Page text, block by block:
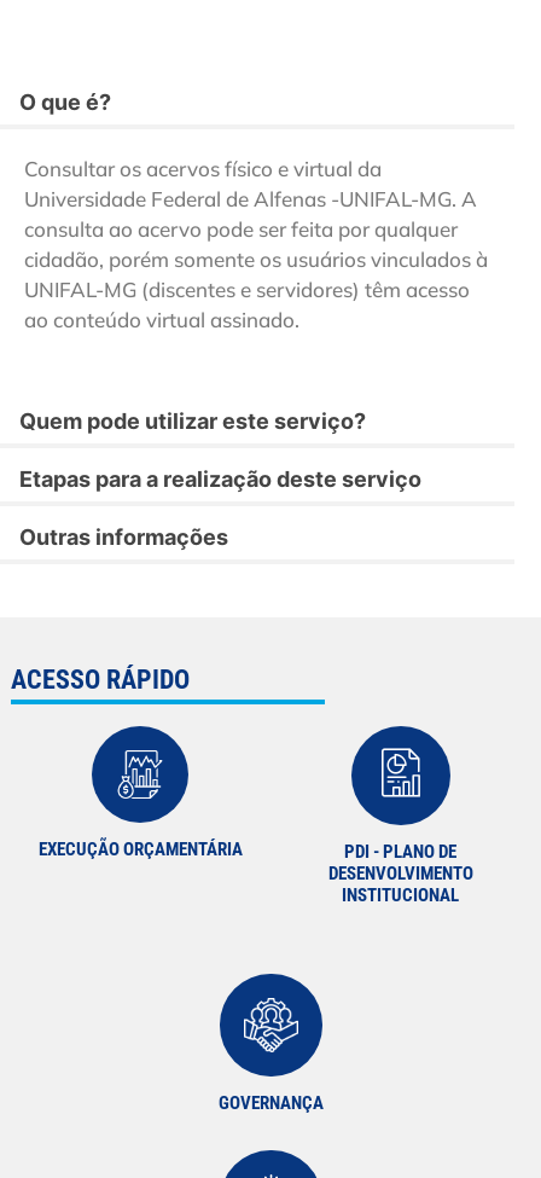
O que é?
Consultar os acervos físico e virtual da
Universidade Federal de Alfenas -UNIFAL-MG. A
consulta ao acervo pode ser feita por qualquer
cidadão, porém somente os usuários vinculados à
UNIFAL-MG (discentes e servidores) têm acesso
ao conteúdo virtual assinado.
Quem pode utilizar este serviço?
Etapas para a realização deste serviço
Outras informações
ACESSO RÁPIDO
EXECUÇÃO ORÇAMENTÁRIA
PDI - PLANO DE
DESENVOLVIMENTO
INSTITUCIONAL
GOVERNANÇA